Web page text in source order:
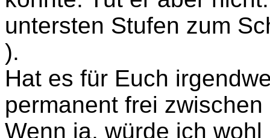
untersten Stufen zum
).
Hat es für Euch
permanent frei
Wenn ja, würde ich